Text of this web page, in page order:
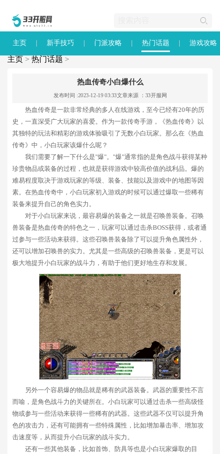
主页 新手技巧 门派攻略 热门话题 游戏攻略
主页 > 热门话题 >
热血传奇小白爆什么
发布时间 :2023-12-19 03:33文章来源 ：33开服网
热血传奇是一款非常经典的多人在线游戏，至今已经有20年的历
史，一直深受广大玩家的喜爱。作为一款传奇手游，《热血传奇》以
其独特的玩法和精彩的游戏体验吸引了无数小白玩家。那么在《热血
传奇》中，小白玩家该爆什么呢？
我们需要了解一下什么是"爆"。"爆"通常指的是角色战斗获得某种
珍贵物品或装备的过程，也就是获得游戏中较高价值的战利品。爆的
难易程度取决于游戏玩家的等级、装备、技能以及游戏中的地图等因
素。在热血传奇中，小白玩家初入游戏的时候可以通过爆取一些稀有
装备来提升自己的角色实力。
对于小白玩家来说，最容易爆的装备之一就是召唤兽装备。召唤
兽装备是热血传奇的特色之一，玩家可以通过击杀BOSS获得，或者通
过参与一些活动来获得。这些召唤兽装备除了可以提升角色属性外，
还可以增加召唤兽的实力。尤其是一些高级的召唤兽装备，更是可以
极大地提升小白玩家的战斗力，有助于他们更好地生存和发展。
另外一个容易爆的物品就是稀有的武器装备。武器的重要性不言
而喻，是角色战斗力的关键所在。小白玩家可以通过击杀一些高级怪
物或参与一些活动来获得一些稀有的武器。这些武器不仅可以提升角
色的攻击力，还有可能拥有一些特殊属性，比如增加暴击率、增加攻
击速度等，从而提升小白玩家的战斗实力。
还有一些其他装备，比如首饰、防具等也是小白玩家爆取的目